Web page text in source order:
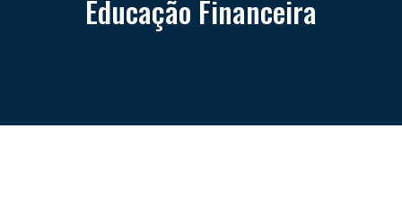
Educação Financeira